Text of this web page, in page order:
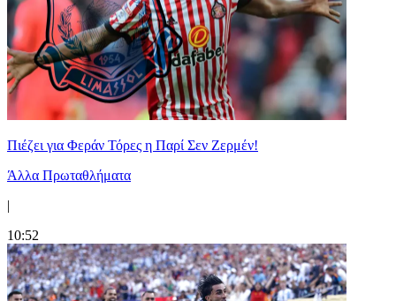
Πιέζει για Φεράν Τόρες η Παρί Σεν Ζερμέν!
Άλλα Πρωταθλήματα
|
10:52